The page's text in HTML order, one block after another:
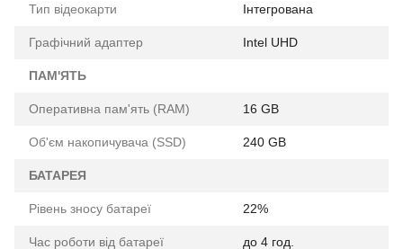
Тип відеокарти Інтегрована
Графічний адаптер Intel UHD
ПАМ'ЯТЬ
Оперативна пам'ять (RAM) 16 GB
Об'єм накопичувача (SSD) 240 GB
БАТАРЕЯ
Рівень зносу батареї 22%
Час роботи від батареї до 4 год.